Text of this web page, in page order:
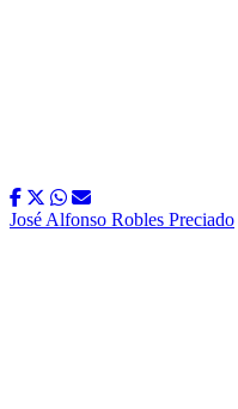
José Alfonso Robles Preciado